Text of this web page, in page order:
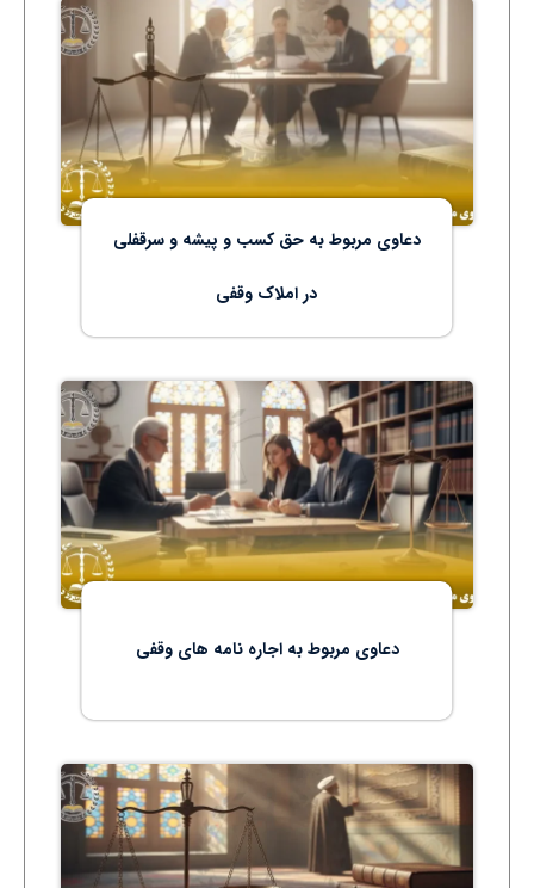
دعاوی مربوط به حق کسب و پیشه و سرقفلی
در املاک وقفی
دعاوی مربوط به اجاره نامه های وقفی